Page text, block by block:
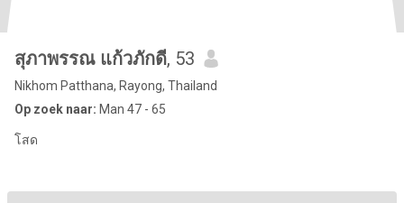
สุภาพรรณ แก้วภักดี, 53
Nikhom Patthana, Rayong, Thailand
Op zoek naar: Man 47 - 65
โสด